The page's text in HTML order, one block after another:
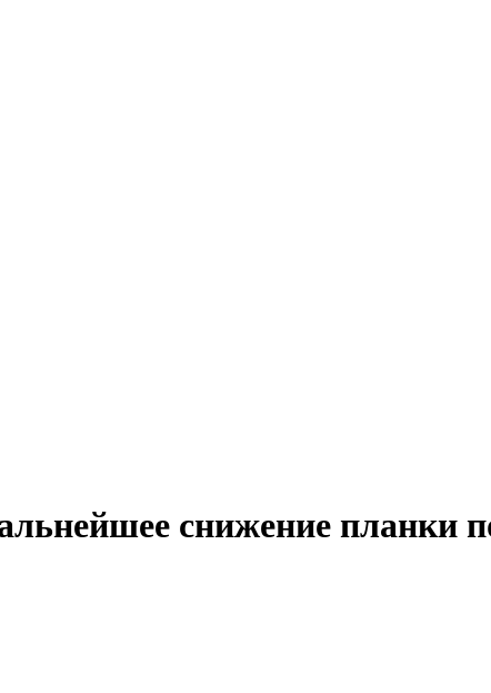
снижение планки